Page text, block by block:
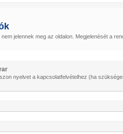
jelennek meg az oldalon. Megjelenését a
nyelvet a kapcsolatfelvételhez (ha